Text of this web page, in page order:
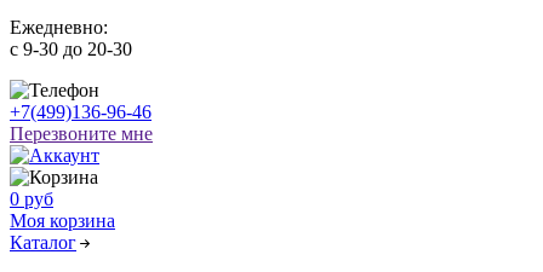
Ежедневно:
c 9-30 до 20-30
+7(499)136-96-46
Перезвоните мне
0 руб
Моя корзина
Каталог